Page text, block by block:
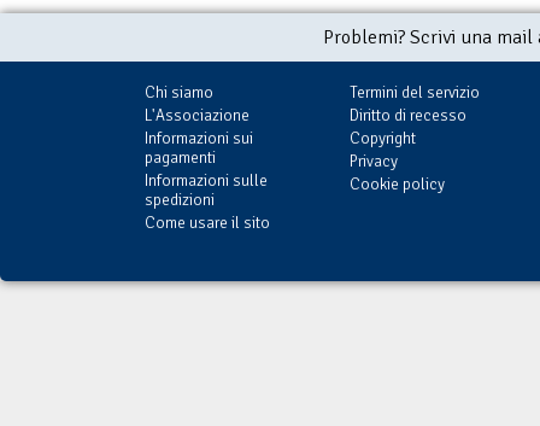
Problemi? Scrivi una
Chi siamo
L'Associazione
Informazioni sui
pagamenti
Informazioni sulle
spedizioni
Come usare il sito
Termini del servizio
Diritto di recesso
Copyright
Privacy
Cookie policy